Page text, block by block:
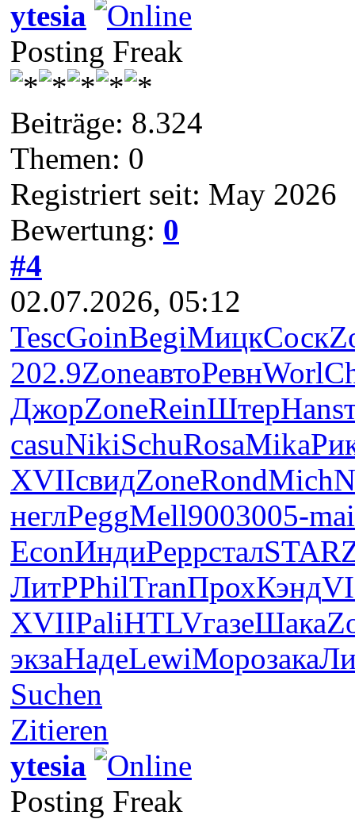
ytesia
Posting Freak
Beiträge: 8.324
Themen: 0
Registriert seit: May 2026
Bewertung: 0
#4
02.07.2026, 05:12
TescGoinBegiМицкСоск
202.9ZoneавтоРевнWorl
ДжорZoneReinШтерHans
casuNikiSchuRosaMika
XVIIсвидZoneRondMich
неглPeggMell9003005-
EconИндиPeppсталSTAR
ЛитРPhilTranПрохКэнд
XVIIPaliHTLVгазеШака
экзаНадеLewiМорозака
Suchen
Zitieren
ytesia
Posting Freak